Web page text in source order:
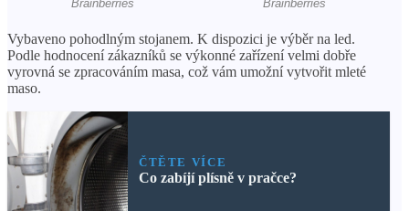
Vybaveno pohodlným stojanem. K dispozici je výběr na led.
Podle hodnocení zákazníků se výkonné zařízení velmi dobře
vyrovná se zpracováním masa, což vám umožní vytvořit mleté ​​
maso.
ČTĚTE VÍCE
Co zabíjí plísně v pračce?